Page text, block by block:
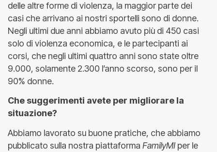
delle altre forme di violenza, la maggior parte dei
casi che arrivano ai nostri sportelli sono di donne.
Negli ultimi due anni abbiamo avuto più di 450 casi
solo di violenza economica, e le partecipanti ai
corsi, che negli ultimi quattro anni sono state oltre
9.000, solamente 2.300 l’anno scorso, sono per il
90% donne.
Che suggerimenti avete per migliorare la
situazione?
Abbiamo lavorato su buone pratiche, che abbiamo
pubblicato sulla nostra piattaforma FamilyMI per le